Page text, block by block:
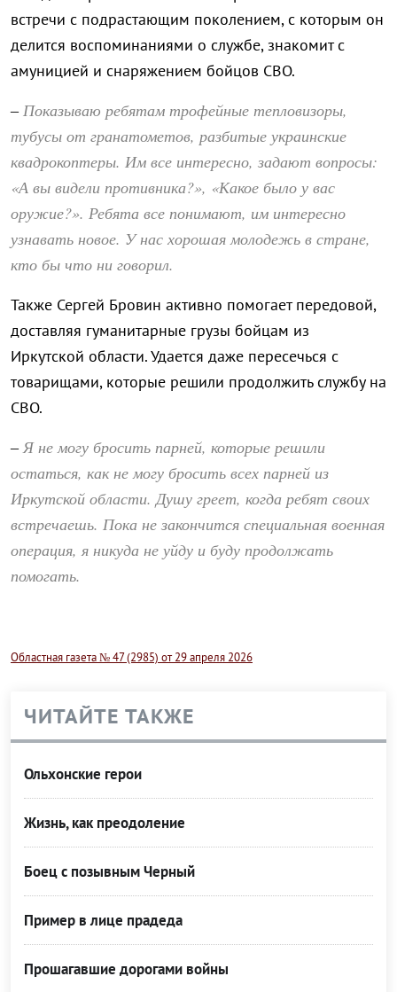
встречи с подрастающим поколением, с которым он
делится воспоминаниями о службе, знакомит с
амуницией и снаряжением бойцов СВО.
– Показываю ребятам трофейные тепловизоры,
тубусы от гранатометов, разбитые украинские
квадрокоптеры. Им все интересно, задают вопросы:
«А вы видели противника?», «Какое было у вас
оружие?». Ребята все понимают, им интересно
узнавать новое. У нас хорошая молодежь в стране,
кто бы что ни говорил.
Также Сергей Бровин активно помогает передовой,
доставляя гуманитарные грузы бойцам из
Иркутской области. Удается даже пересечься с
товарищами, которые решили продолжить службу на
СВО.
–Я не могу бросить парней, которые решили
остаться, как не могу бросить всех парней из
Иркутской области. Душу греет, когда ребят своих
встречаешь. Пока не закончится специальная военная
операция, я никуда не уйду и буду продолжать
помогать.
Областная газета № 47 (2985) от 29 апреля 2026
ЧИТАЙТЕ ТАКЖЕ
Ольхонские герои
Жизнь, как преодоление
Боец с позывным Черный
Пример в лице прадеда
Прошагавшие дорогами войны